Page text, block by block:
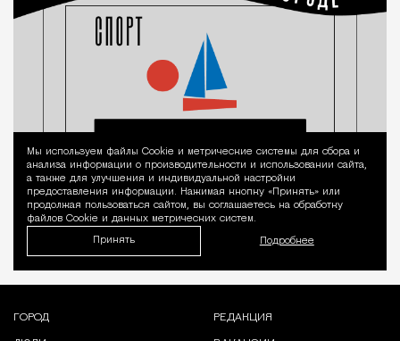
Уведомление
Мы используем файлы Сookie и метрические системы для сбора и
анализа информации о производительности и использовании сайта,
а также для улучшения и индивидуальной настройки
предоставления информации. Нажимая кнопку «Принять» или
продолжая пользоваться сайтом, вы соглашаетесь на обработку
файлов Cookie и данных метрических систем.
Принять Подробнее
ГОРОД РЕДАКЦИЯ